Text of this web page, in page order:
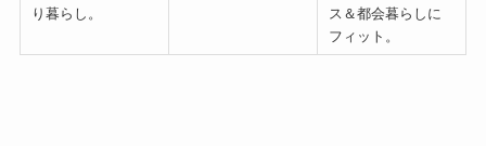
り暮らし。
ス＆都会暮らしに
フィット。